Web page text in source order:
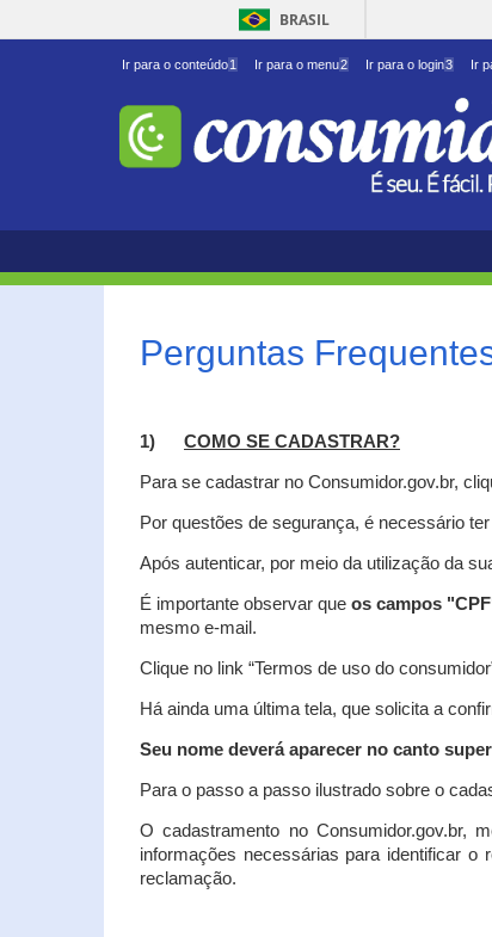
BRASIL
Ir para o conteúdo1 Ir para o menu2 Ir para o login3 Ir
Perguntas
1) COMO SE CADASTRAR?
Para se cadastrar no Consumidor.gov.br,
Por questões de segurança, é necessário
Após autenticar, por meio da utilização da
É importante observar queos campos
mesmo e-mail.
Clique no link “Termos de uso do
Há ainda uma última tela, que solicita a
Seu nome deverá aparecer no canto
Para o passo a passo ilustrado sobre o
O cadastramento no Consumidor.gov.br,
informações necessárias para identificar
reclamação.